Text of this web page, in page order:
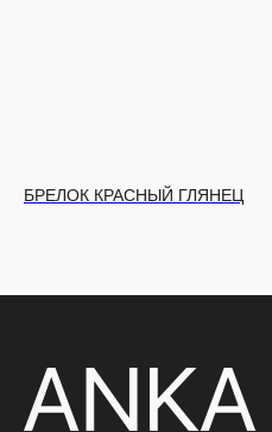
БРЕЛОК КРАСНЫЙ ГЛЯНЕЦ